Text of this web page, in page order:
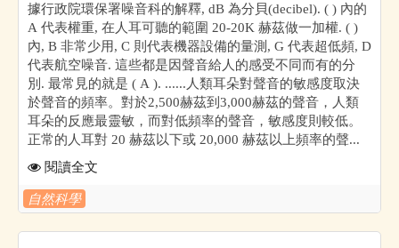
據行政院環保署噪音科的解釋, dB 為分貝(decibel). ( ) 內的
A 代表權重, 在人耳可聽的範圍 20-20K 赫茲做一加權. ( )
內, B 非常少用, C 則代表機器設備的量測, G 代表超低頻, D
代表航空噪音. 這些都是因聲音給人的感受不同而有的分
別. 最常見的就是 ( A ). ......人類耳朵對聲音的敏感度取決
於聲音的頻率。對於2,500赫茲到3,000赫茲的聲音，人類
耳朵的反應最靈敏，而對低頻率的聲音，敏感度則較低。
正常的人耳對 20 赫茲以下或 20,000 赫茲以上頻率的聲...
閱讀全文
自然科學